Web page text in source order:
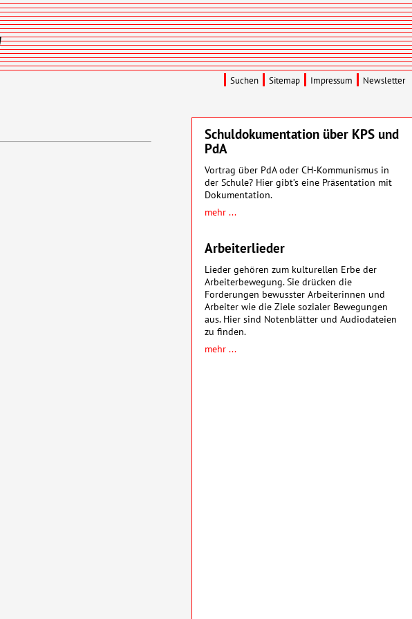
Schuldokumentation über KPS und
PdA
Vortrag über PdA oder CH-Kommunismus in
der Schule? Hier gibt’s eine Präsentation mit
Dokumentation.
mehr ...
Arbeiterlieder
Lieder gehören zum kulturellen Erbe der
Arbeiterbewegung. Sie drücken die
Forderungen bewusster Arbeiterinnen und
Arbeiter wie die Ziele sozialer Bewegungen
aus. Hier sind Notenblätter und Audiodateien
zu finden.
mehr ...
Suchen Sitemap Impressum Newsletter